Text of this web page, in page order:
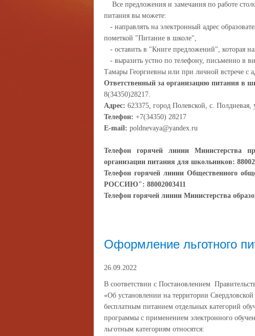
Все предложения и замечания по работе
питания вы можете:
- направлять на электронный адрес
пометкой "Питание в школе",
- оставить в "Книге предложений", которая
- выразить устно по телефону, письменно в
Тамары Георгиевны или при личной встрече с
Ответственный за организацию питания в
8(34350)28217.
Адрес: 623375, город Полевской, с.
Телефон: +7(34350) 28217
E-mail: poldnevaya@yandex.ru
Телефон горячей линии Министерства
организации питания для школьников:
Телефон горячей линии Общественного
РОССИЮ": 88002003411
Телефон горячей линии Министерства
Оформление льготного
26.09.2022
В соответствии с Постановлением
«Об установлении на территории
бесплатным питанием отдельных категорий
программы с применением электронного
льготным категориям относятся: